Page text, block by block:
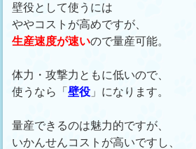
壁役として使うには
ややコストが高めですが、
生産速度が速いので量産可能。
体力・攻撃力ともに低いので、
使うなら「壁役 」になります。
量産できるのは魅力的ですが、
いかんせんコストが高いですし、